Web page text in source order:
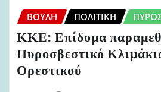
ΒΟΥΛΉ ΠΟΛΙΤΙΚΉ
ΚΚΕ: Επίδομα
Πυροσβεστικό
Ορεστικού